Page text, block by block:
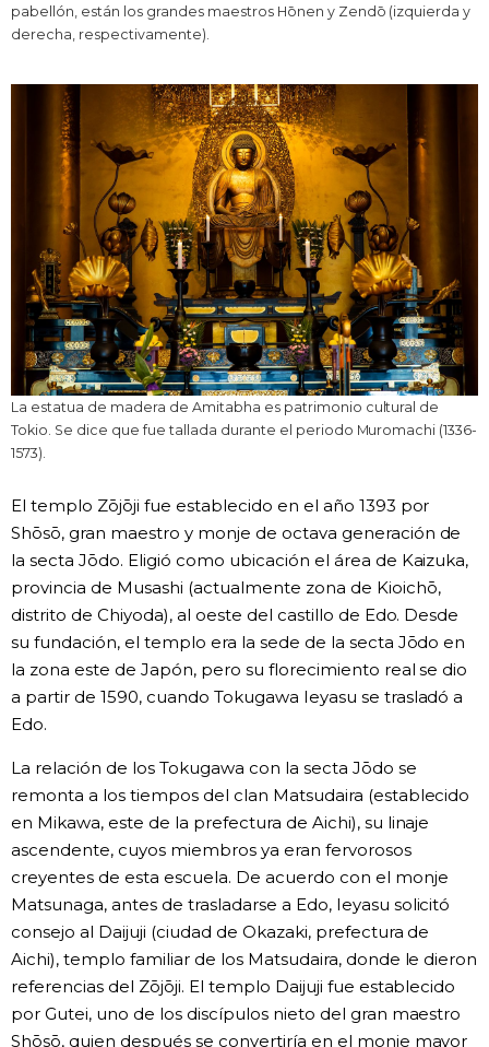
pabellón, están los grandes maestros Hōnen y Zendō (izquierda y
derecha, respectivamente).
La estatua de madera de Amitabha es patrimonio cultural de
Tokio. Se dice que fue tallada durante el periodo Muromachi (1336-
1573).
El templo Zōjōji fue establecido en el año 1393 por
Shōsō, gran maestro y monje de octava generación de
la secta Jōdo. Eligió como ubicación el área de Kaizuka,
provincia de Musashi (actualmente zona de Kioichō,
distrito de Chiyoda), al oeste del castillo de Edo. Desde
su fundación, el templo era la sede de la secta Jōdo en
la zona este de Japón, pero su florecimiento real se dio
a partir de 1590, cuando Tokugawa Ieyasu se trasladó a
Edo.
La relación de los Tokugawa con la secta Jōdo se
remonta a los tiempos del clan Matsudaira (establecido
en Mikawa, este de la prefectura de Aichi), su linaje
ascendente, cuyos miembros ya eran fervorosos
creyentes de esta escuela. De acuerdo con el monje
Matsunaga, antes de trasladarse a Edo, Ieyasu solicitó
consejo al Daijuji (ciudad de Okazaki, prefectura de
Aichi), templo familiar de los Matsudaira, donde le dieron
referencias del Zōjōji. El templo Daijuji fue establecido
por Gutei, uno de los discípulos nieto del gran maestro
Shōsō, quien después se convertiría en el monje mayor